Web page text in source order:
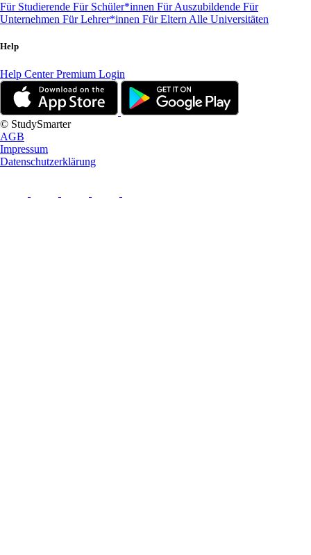
Für Studierende Für Schüler*innen Für Auszubildende Für
Unternehmen Für Lehrer*innen Für Eltern Alle Universitäten
Help
Help CenterPremium Login
© StudySmarter
AGB
Impressum
Datenschutzerklärung